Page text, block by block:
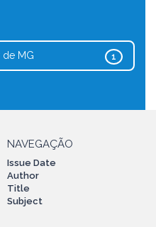
1
MG
NAVEGAÇÃO
Issue Date
Author
Title
Subject